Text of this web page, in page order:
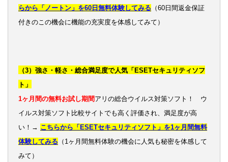
らから「ノートン」を60日無料体験してみる （60日間返金保証
付きのこの機会に機能の充実度を体感してみて）
（3）強さ・軽さ・総合満足度で人気「ESETセキュリティソフ
ト」
1ヶ月間の無料お試し期間 アリの総合ウイルス対策ソフト！ ウ
イルス対策ソフト比較サイトでも高く評価され、満足度が高
い！→ こちらから「ESETセキュリティソフト」を1ヶ月間無料
体験してみる （1ヶ月間無料体験の機会に人気も秘密を体感して
みて）